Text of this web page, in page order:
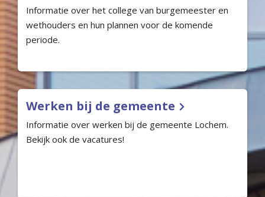
Informatie over het college van burgemeester en
wethouders en hun plannen voor de komende
periode.
Werken bij de gemeente
Informatie over werken bij de gemeente Lochem.
Bekijk ook de vacatures!